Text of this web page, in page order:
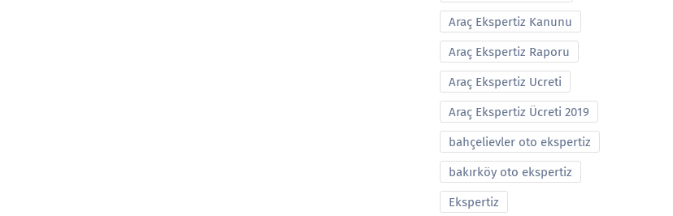
Araç Ekspertiz Kanunu
Araç Ekspertiz Raporu
Araç Ekspertiz Ucreti
Araç Ekspertiz Ücreti 2019
bahçelievler oto ekspertiz
bakırköy oto ekspertiz
Ekspertiz